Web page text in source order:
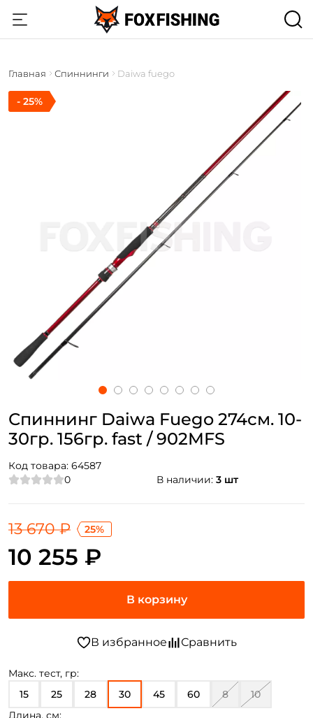
Главная Спиннинги Daiwa fuego
Спиннинг Daiwa Fuego 274см. 10-
30гр. 156гр. fast / 902MFS
Код товара: 64587
0
В наличии: 3 шт
- 25%
Макс. тест, гр:
15
25 28 30 45 60 8
10
Длина, см:
10 255 ₽
13 670 ₽ 25%